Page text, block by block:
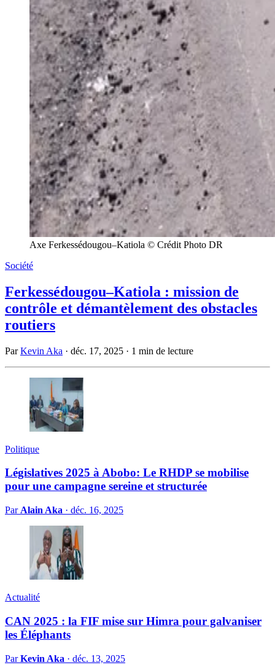
Axe Ferkessédougou–Katiola © Crédit Photo DR
Société
Ferkessédougou–Katiola : mission de
contrôle et démantèlement des obstacles
routiers
ParKevin Aka · déc. 17, 2025 · 1 min de lecture
Politique
Législatives 2025 à Abobo: Le RHDP se mobilise
pour une campagne sereine et structurée
Par Alain Aka · déc. 16, 2025
Actualité
CAN 2025 : la FIF mise sur Himra pour galvaniser
les Éléphants
ParKevin Aka · déc. 13, 2025